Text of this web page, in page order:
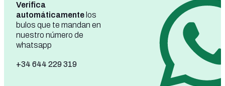
Verifica
automáticamente los
bulos que te mandan en
nuestro número de
whatsapp
+34 644 229 319